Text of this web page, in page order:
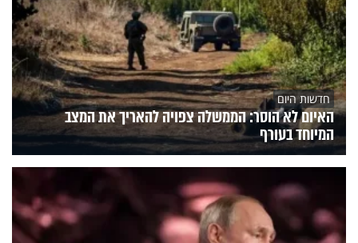
חדשות היום
האיום לא הוסר: הממשלה צפויה להאריך את המצב
המיוחד בעורף